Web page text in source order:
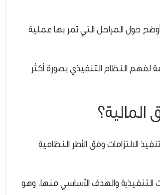
حول المراحل التي تمر بها عملية
لفهم النظام التنفيذي بصورة أكثر
المالية؟
الالتزامات وفق الأطر النظامية
التنفيذية والهدف الأساسي منها، وهو